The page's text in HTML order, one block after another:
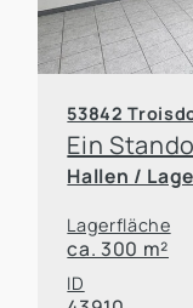
53842
Hallen /
Lagerfläche
ca. 300 m²
ID